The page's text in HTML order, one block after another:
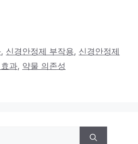
, 신경안정제 부작용, 신경안정제
과, 약물 의존성